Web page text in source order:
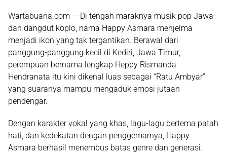
Wartabuana.com — Di tengah maraknya musik pop Jawa
dan dangdut koplo, nama Happy Asmara menjelma
menjadi ikon yang tak tergantikan. Berawal dari
panggung-panggung kecil di Kediri, Jawa Timur,
perempuan bernama lengkap Heppy Rismanda
Hendranata itu kini dikenal luas sebagai “Ratu Ambyar”
yang suaranya mampu mengaduk emosi jutaan
pendengar.
Dengan karakter vokal yang khas, lagu-lagu bertema patah
hati, dan kedekatan dengan penggemarnya, Happy
Asmara berhasil menembus batas genre dan generasi.